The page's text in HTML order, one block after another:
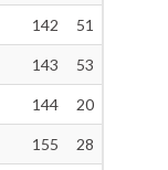
142 51
143 53
144 20
155 28